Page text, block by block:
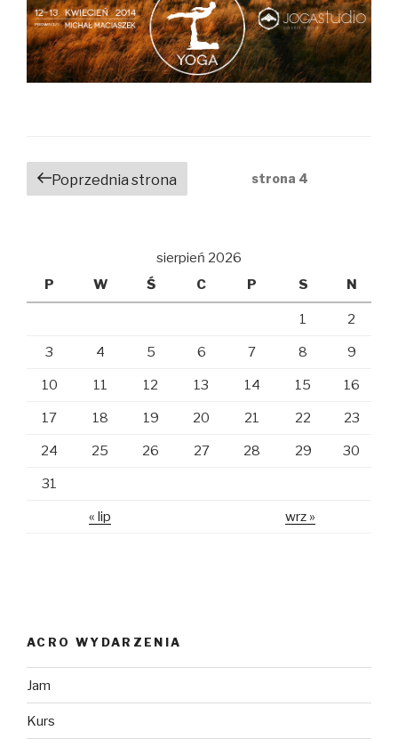
Nawigacja
po
Poprzednia strona strona 4
sierpień 2026
P
W Ś C P S N
1 2
3 4 5 6 7 8 9
10 11 12 13 14 15 16
17 18 19 20 21 22 23
24 25 26 27 28 29 30
31
« lip wrz »
ACRO WYDARZENIA
Jam
Kurs